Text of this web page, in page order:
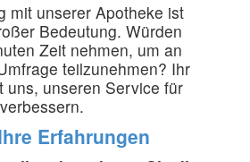
mit unserer Apotheke ist
Bedeutung. Würden
Zeit nehmen, um an
teilzunehmen? Ihr
uns, unseren Service für
Erfahrungen